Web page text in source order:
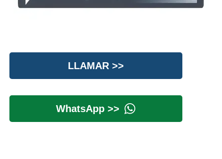
LLAMAR >>
WhatsApp >>